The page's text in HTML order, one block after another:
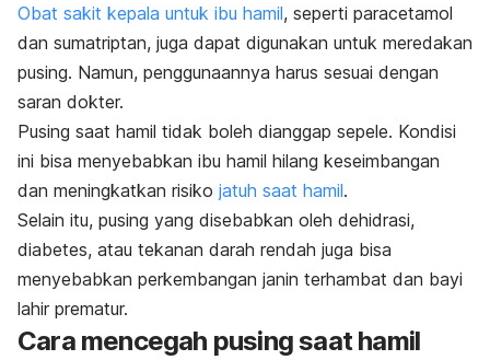
Obat sakit kepala untuk ibu hamil, seperti paracetamol
dan sumatriptan, juga dapat digunakan untuk meredakan
pusing. Namun, penggunaannya harus sesuai dengan
saran dokter.
Pusing saat hamil tidak boleh dianggap sepele. Kondisi
ini bisa menyebabkan ibu hamil hilang keseimbangan
dan meningkatkan risiko jatuh saat hamil.
Selain itu, pusing yang disebabkan oleh dehidrasi,
diabetes, atau tekanan darah rendah juga bisa
menyebabkan perkembangan janin terhambat dan bayi
lahir prematur.
Cara mencegah pusing saat hamil